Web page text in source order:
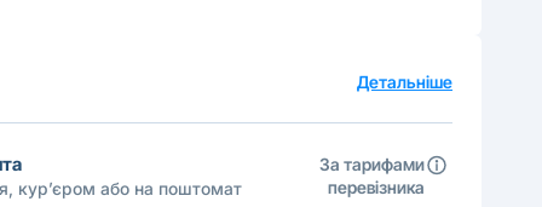
Детальніше
кур’єром або на поштомат
За тарифами
перевізника